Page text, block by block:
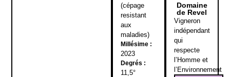
(cépage
resistant
aux
maladies)
Millésime :
2023
Degrés :
11,5°
Domaine
de Revel
Vigneron
indépendant
qui
respecte
l’Homme et
l’Environnement